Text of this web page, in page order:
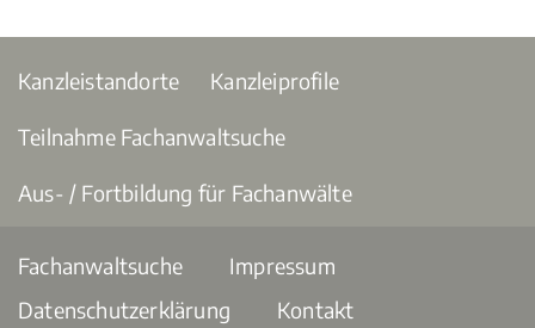
Kanzleistandorte Kanzleiprofile
Teilnahme Fachanwaltsuche
Aus- / Fortbildung für Fachanwälte
Fachanwaltsuche
Impressum
Datenschutzerklärung
Kontakt